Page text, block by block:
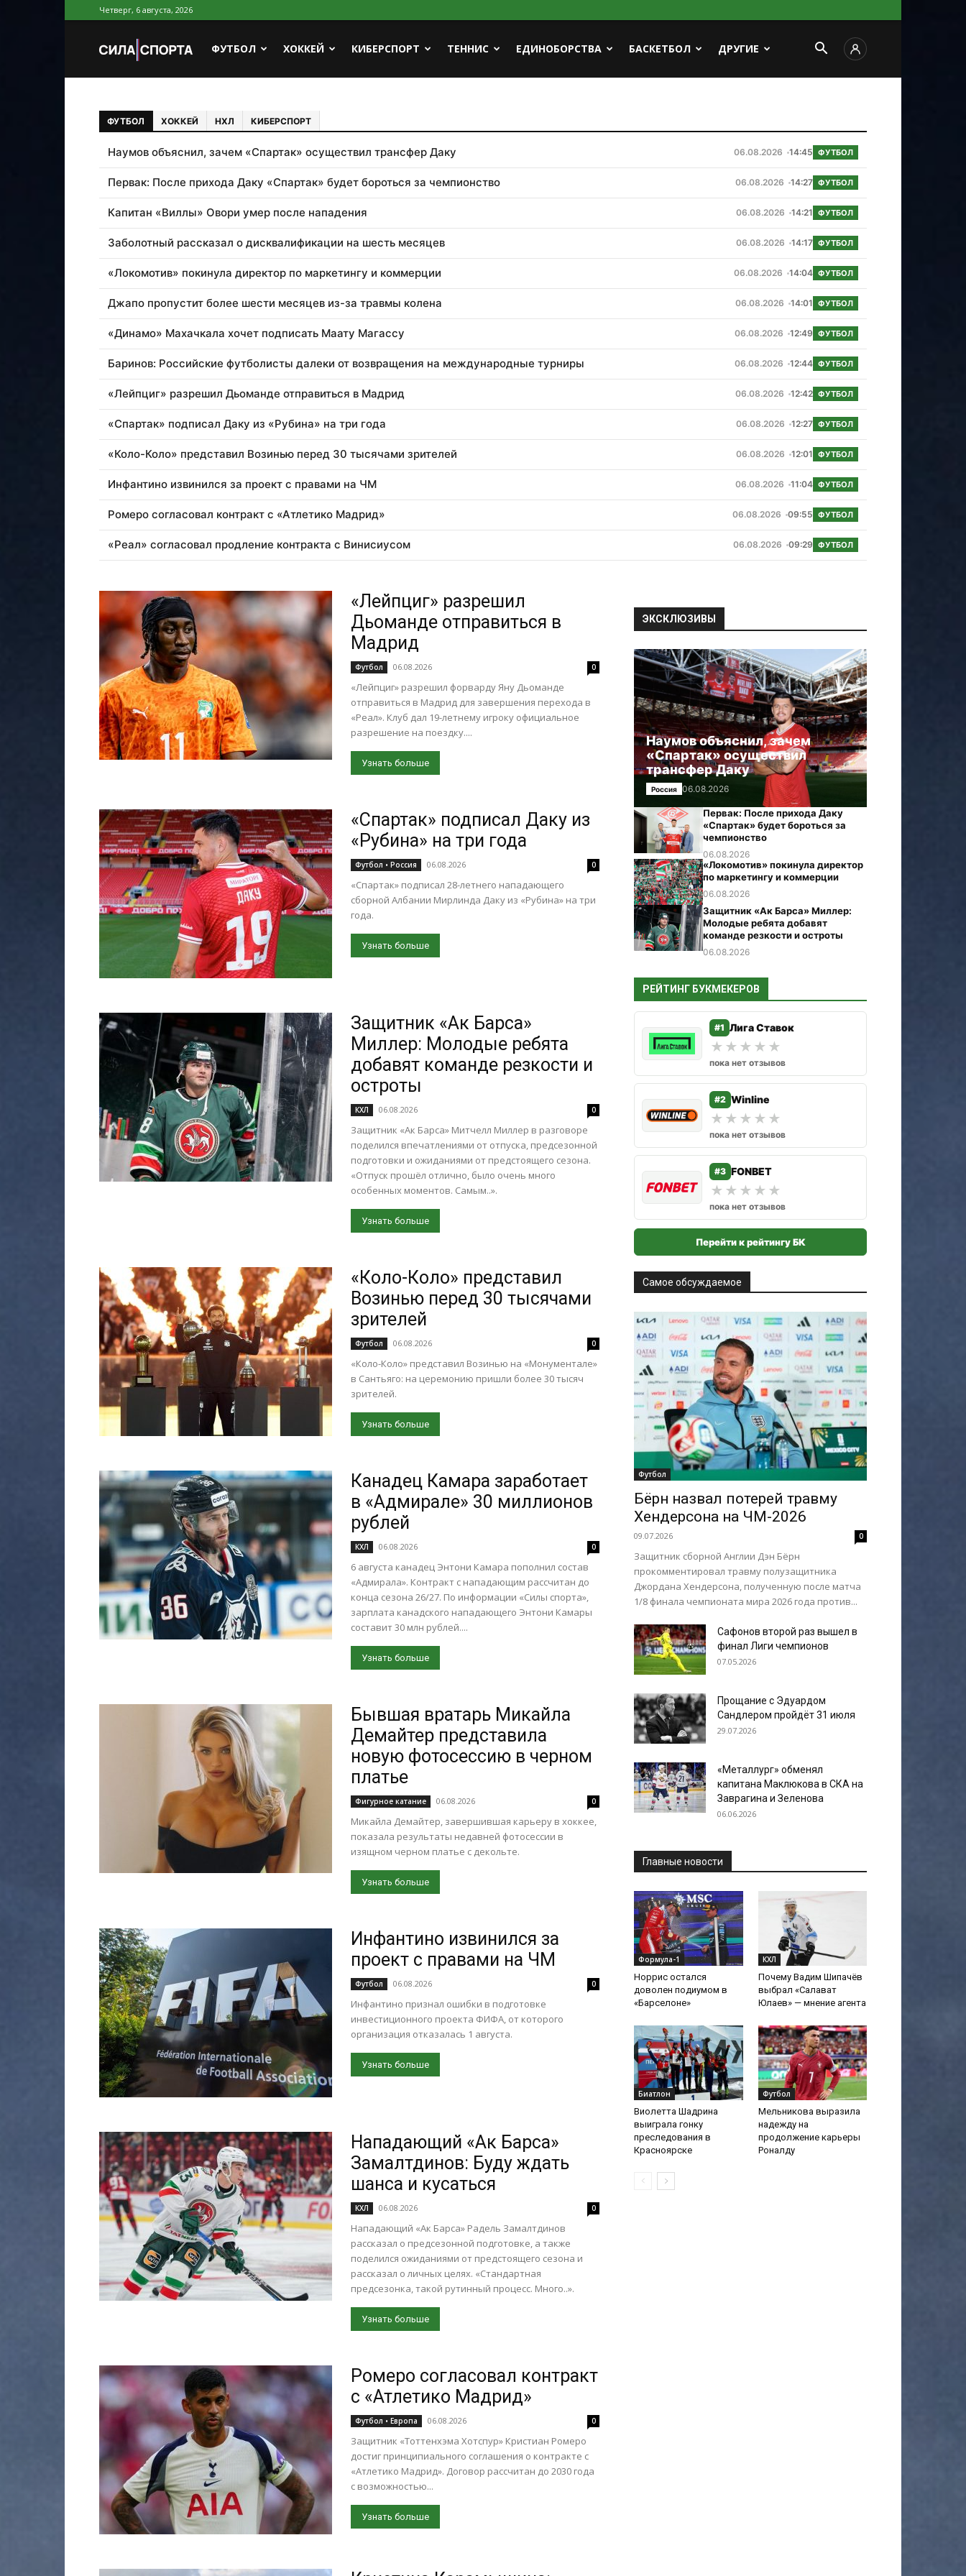
Четверг, 6 августа, 2026
Новости
спорта
СилаФУТБОЛ ХОККЕЙ КИБЕРСПОРТ ТЕННИС ЕДИНОБОРСТВА БАСКЕТБОЛ ДРУГИЕ
ФУТБОЛ ХОККЕЙ НХЛ КИБЕРСПОРТ
Наумов объяснил, зачем «Спартак» осуществил трансфер Даку 06.08.2026 14:45 ФУТБОЛ
Первак: После прихода Даку «Спартак» будет бороться за чемпионство 06.08.2026 14:27 ФУТБОЛ
Капитан «Виллы» Овори умер после нападения 06.08.2026 14:21 ФУТБОЛ
Заболотный рассказал о дисквалификации на шесть месяцев 06.08.2026 14:17 ФУТБОЛ
«Локомотив» покинула директор по маркетингу и коммерции 06.08.2026 14:04 ФУТБОЛ
Джапо пропустит более шести месяцев из-за травмы колена 06.08.2026 14:01 ФУТБОЛ
«Динамо» Махачкала хочет подписать Маату Магассу 06.08.2026 12:49 ФУТБОЛ
Баринов: Российские футболисты далеки от возвращения на международные турниры 06.08.2026 12:44 ФУТБОЛ
«Лейпциг» разрешил Дьоманде отправиться в Мадрид 06.08.2026 12:42 ФУТБОЛ
«Спартак» подписал Даку из «Рубина» на три года 06.08.2026 12:27 ФУТБОЛ
«Коло-Коло» представил Возинью перед 30 тысячами зрителей 06.08.2026 12:01 ФУТБОЛ
Инфантино извинился за проект с правами на ЧМ 06.08.2026 11:04 ФУТБОЛ
Ромеро согласовал контракт с «Атлетико Мадрид» 06.08.2026 09:55 ФУТБОЛ
«Реал» согласовал продление контракта с Винисиусом 06.08.2026 09:29 ФУТБОЛ
«Лейпциг» разрешил
Дьоманде отправиться в
Мадрид
Футбол 06.08.2026 0
«Лейпциг» разрешил форварду Яну Дьоманде
отправиться в Мадрид для завершения перехода в
«Реал». Клуб дал 19-летнему игроку официальное
разрешение на поездку....
Узнать больше
«Спартак» подписал Даку из
«Рубина» на три года
Футбол • Россия 06.08.2026 0
«Спартак» подписал 28-летнего нападающего
сборной Албании Мирлинда Даку из «Рубина» на три
года.
Узнать больше
Защитник «Ак Барса»
Миллер: Молодые ребята
добавят команде резкости и
остроты
КХЛ 06.08.2026 0
Защитник «Ак Барса» Митчелл Миллер в разговоре
поделился впечатлениями от отпуска, предсезонной
подготовки и ожиданиями от предстоящего сезона.
«Отпуск прошёл отлично, было очень много
особенных моментов. Самым..».
Узнать больше
«Коло-Коло» представил
Возинью перед 30 тысячами
зрителей
Футбол 06.08.2026 0
«Коло-Коло» представил Возинью на «Монументале»
в Сантьяго: на церемонию пришли более 30 тысяч
зрителей.
Узнать больше
Канадец Камара заработает
в «Адмирале» 30 миллионов
рублей
КХЛ 06.08.2026 0
6 августа канадец Энтони Камара пополнил состав
«Адмирала». Контракт с нападающим рассчитан до
конца сезона 26/27. По информации «Силы спорта»,
зарплата канадского нападающего Энтони Камары
составит 30 млн рублей....
Узнать больше
Бывшая вратарь Микайла
Демайтер представила
новую фотосессию в черном
платье
Фигурное катание 06.08.2026 0
Микайла Демайтер, завершившая карьеру в хоккее,
показала результаты недавней фотосессии в
изящном черном платье с декольте.
Узнать больше
Инфантино извинился за
проект с правами на ЧМ
Футбол 06.08.2026 0
Инфантино признал ошибки в подготовке
инвестиционного проекта ФИФА, от которого
организация отказалась 1 августа.
Узнать больше
Нападающий «Ак Барса»
Замалтдинов: Буду ждать
шанса и кусаться
КХЛ 06.08.2026 0
Нападающий «Ак Барса» Радель Замалтдинов
рассказал о предсезонной подготовке, а также
поделился ожиданиями от предстоящего сезона и
рассказал о личных целях. «Стандартная
предсезонка, такой рутинный процесс. Много..».
Узнать больше
Ромеро согласовал контракт
с «Атлетико Мадрид»
Футбол • Европа 06.08.2026 0
Защитник «Тоттенхэма Хотспур» Кристиан Ромеро
достиг принципиального соглашения о контракте с
«Атлетико Мадрид». Договор рассчитан до 2030 года
с возможностью...
Узнать больше
ЭКСКЛЮЗИВЫ
Наумов объяснил, зачем
«Спартак» осуществил
трансфер Даку
Россия 06.08.2026
Первак: После прихода Даку
«Спартак» будет бороться за
чемпионство
06.08.2026
«Локомотив» покинула директор
по маркетингу и коммерции
06.08.2026
Защитник «Ак Барса» Миллер:
Молодые ребята добавят
команде резкости и остроты
06.08.2026
РЕЙТИНГ БУКМЕКЕРОВ
#1 Лига Ставок
★
★
★
★
★
пока нет отзывов
#2 Winline
★
★
★
★
★
пока нет отзывов
#3 FONBET
★
★
★
★
★
пока нет отзывов
Перейти к рейтингу БК
Самое обсуждаемое
Футбол
Бёрн назвал потерей травму
Хендерсона на ЧМ-2026
09.07.2026 0
Защитник сборной Англии Дэн Бёрн
прокомментировал травму полузащитника
Джордана Хендерсона, полученную после матча
1/8 финала чемпионата мира 2026 года против...
Сафонов второй раз вышел в
финал Лиги чемпионов
07.05.2026
Прощание с Эдуардом
Сандлером пройдёт 31 июля
29.07.2026
«Металлург» обменял
капитана Маклюкова в СКА на
Заврагина и Зеленова
06.06.2026
Главные новости
Формула-1
Норрис остался
доволен подиумом в
«Барселоне»
КХЛ
Почему Вадим Шипачёв
выбрал «Салават
Юлаев» — мнение агента
Биатлон
Виолетта Шадрина
выиграла гонку
преследования в
Красноярске
Футбол
Мельникова выразила
надежду на
продолжение карьеры
Роналду